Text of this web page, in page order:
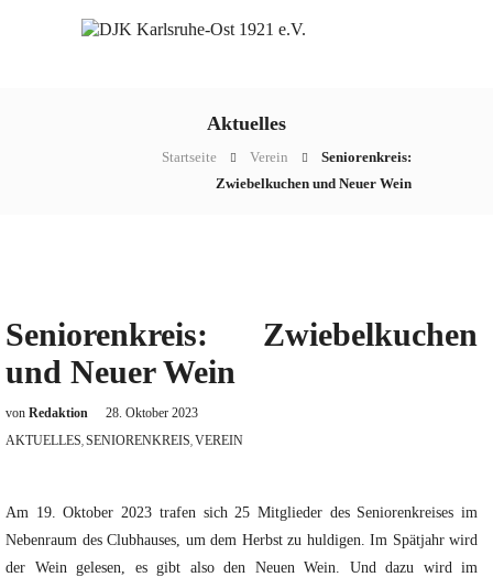
Aktuelles
Startseite Verein
Seniorenkreis:
Zwiebelkuchen und Neuer Wein
Seniorenkreis: Zwiebelkuchen
und Neuer Wein
von Redaktion
28. Oktober 2023
AKTUELLES, SENIORENKREIS, VEREIN
Am 19. Oktober 2023 trafen sich 25 Mitglieder des Seniorenkreises im
Nebenraum des Clubhauses, um dem Herbst zu huldigen. Im Spätjahr wird
der Wein gelesen, es gibt also den Neuen Wein. Und dazu wird im